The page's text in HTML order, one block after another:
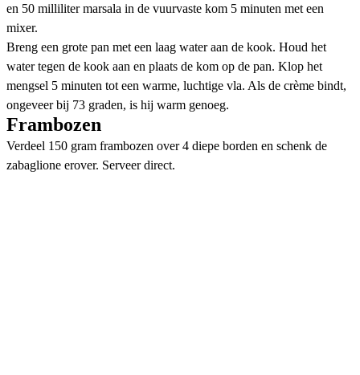
en 50 milliliter marsala in de vuurvaste kom 5 minuten met een
mixer.
Breng een grote pan met een laag water aan de kook. Houd het
water tegen de kook aan en plaats de kom op de pan. Klop het
mengsel 5 minuten tot een warme, luchtige vla. Als de crème bindt,
ongeveer bij 73 graden, is hij warm genoeg.
Frambozen
Verdeel 150 gram frambozen over 4 diepe borden en schenk de
zabaglione erover. Serveer direct.